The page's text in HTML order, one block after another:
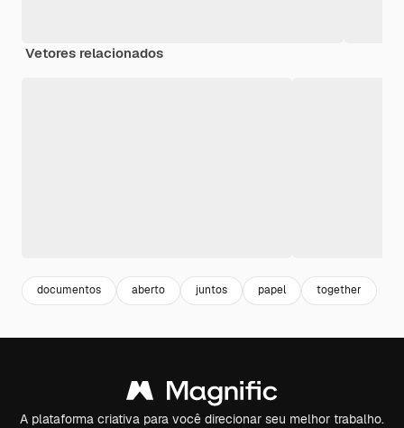
Vetores relacionados
documentos aberto juntos papel together
A plataforma criativa para você direcionar seu melhor trabalho.